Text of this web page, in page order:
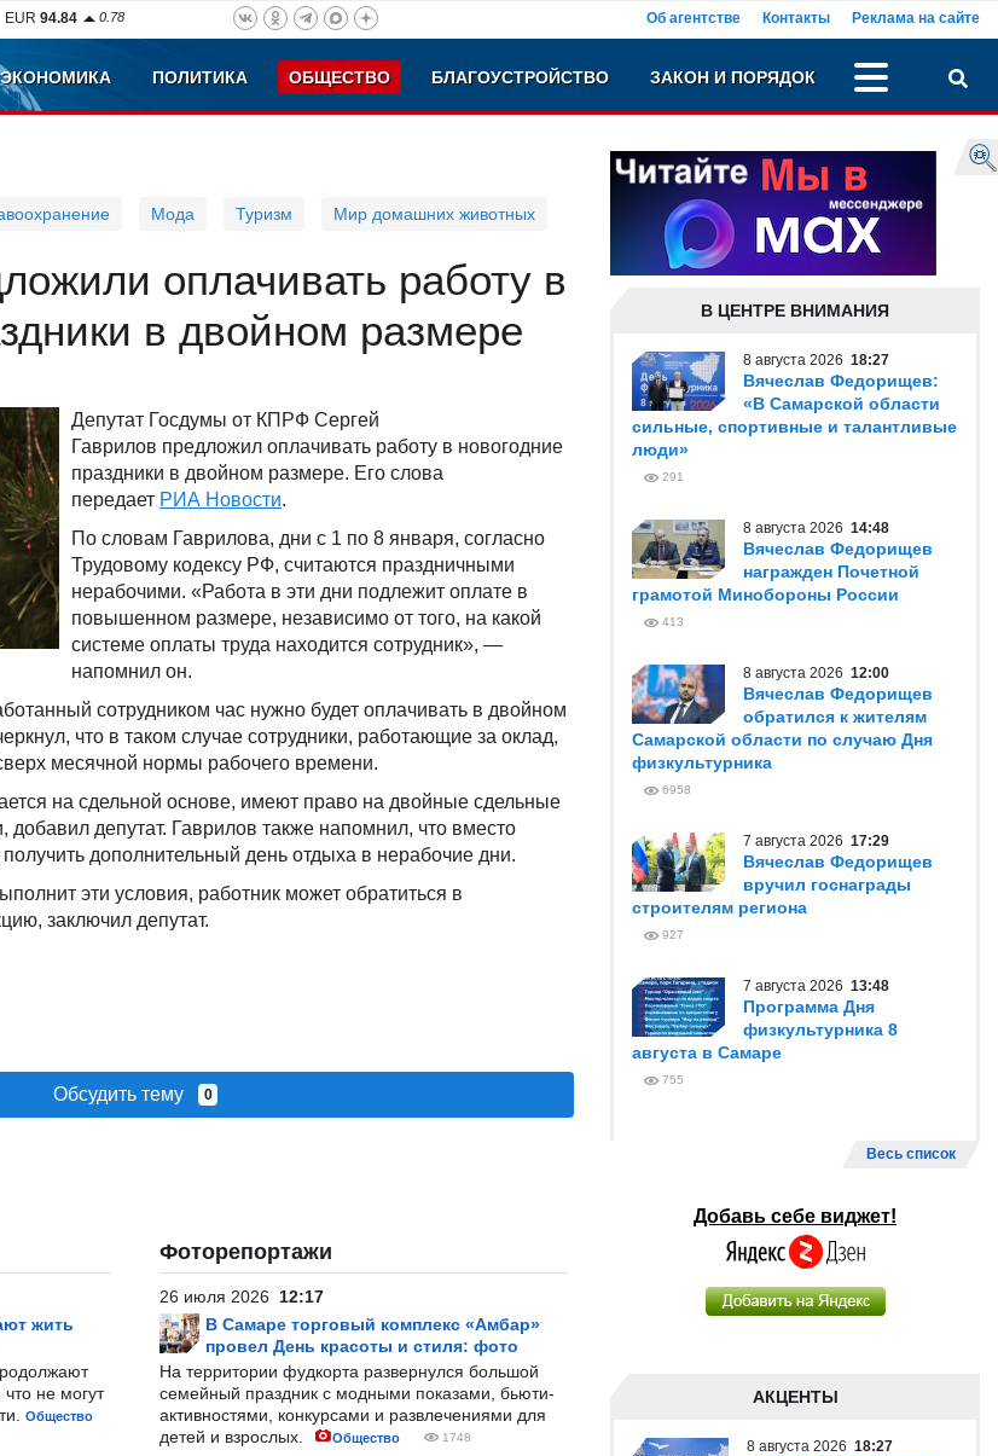
EUR 94.84 0.78 Об агентстве Контакты Реклама на сайте
ЭКОНОМИКА ПОЛИТИКА ОБЩЕСТВО БЛАГОУСТРОЙСТВО ЗАКОН И ПОРЯДОК
Мода Туризм Мир домашних животных
оплачивать работу в
в двойном размере
Депутат Госдумы от КПРФ Сергей
Гаврилов предложил оплачивать работу в новогодние
праздники в двойном размере. Его слова
передает РИА Новости.
По словам Гаврилова, дни с 1 по 8 января, согласно
Трудовому кодексу РФ, считаются праздничными
нерабочими. «Работа в эти дни подлежит оплате в
повышенном размере, независимо от того, на какой
системе оплаты труда находится сотрудник», —
напомнил он.
сотрудником час нужно будет оплачивать в двойном
что в таком случае сотрудники, работающие за оклад,
месячной нормы рабочего времени.
на сдельной основе, имеют право на двойные сдельные
добавил депутат. Гаврилов также напомнил, что вместо
дополнительный день отдыха в нерабочие дни.
эти условия, работник может обратиться в
заключил депутат.
Обсудить тему 0
жить
не могут
Общество
Фоторепортажи
26 июля 2026 12:17
В Самаре торговый комплекс «Амбар»
провел День красоты и стиля: фото
На территории фудкорта развернулся большой
семейный праздник с модными показами, бьюти-
активностями, конкурсами и развлечениями для
детей и взрослых.
Общество 1748
В ЦЕНТРЕ ВНИМАНИЯ
8 августа 2026 18:27
Вячеслав Федорищев:
«В Самарской области
сильные, спортивные и талантливые
люди»
291
8 августа 2026 14:48
Вячеслав Федорищев
награжден Почетной
грамотой Минобороны России
413
8 августа 2026 12:00
Вячеслав Федорищев
обратился к жителям
Самарской области по случаю Дня
физкультурника
6958
7 августа 2026 17:29
Вячеслав Федорищев
вручил госнаграды
строителям региона
927
7 августа 2026 13:48
Программа Дня
физкультурника 8
августа в Самаре
755
Весь список
Добавь себе виджет!
АКЦЕНТЫ
8 августа 2026 18:27